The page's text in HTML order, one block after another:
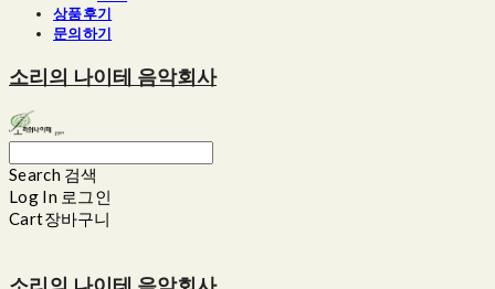
상품후기
문의하기
소리의 나이테 음악회사
Search 검색
Log In 로그인
Cart장바구니